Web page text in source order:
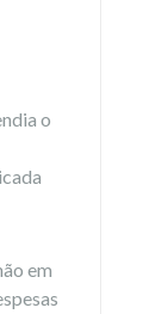
o
em